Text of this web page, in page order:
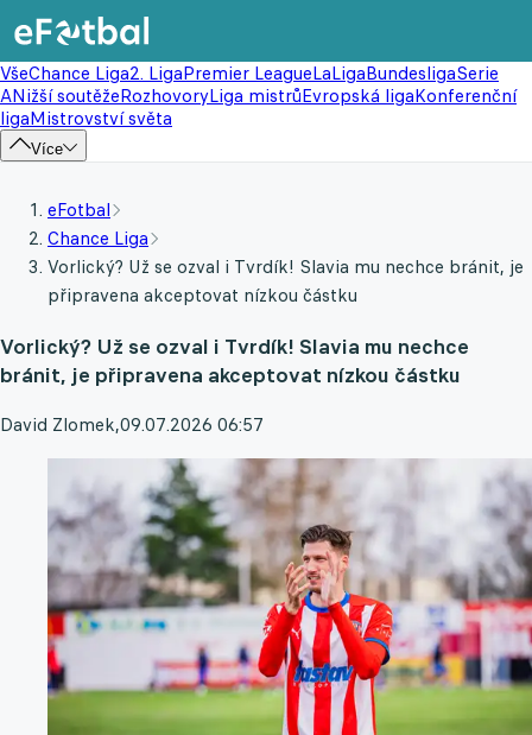
VšeChance Liga2. LigaPremier LeagueLaLigaBundesligaSerie
ANižší soutěžeRozhovoryLiga mistrůEvropská ligaKonferenční
ligaMistrovství světa
Více
eFotbal
Chance Liga
Vorlický? Už se ozval i Tvrdík! Slavia mu nechce bránit, je
připravena akceptovat nízkou částku
Vorlický? Už se ozval i Tvrdík! Slavia mu nechce
bránit, je připravena akceptovat nízkou částku
David Zlomek,09.07.2026 06:57